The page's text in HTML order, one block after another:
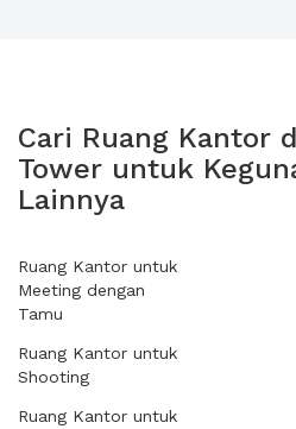
Cari Ruang Kantor
Tower untuk
Lainnya
Ruang Kantor untuk
Meeting dengan
Tamu
Ruang Kantor untuk
Shooting
Ruang Kantor untuk